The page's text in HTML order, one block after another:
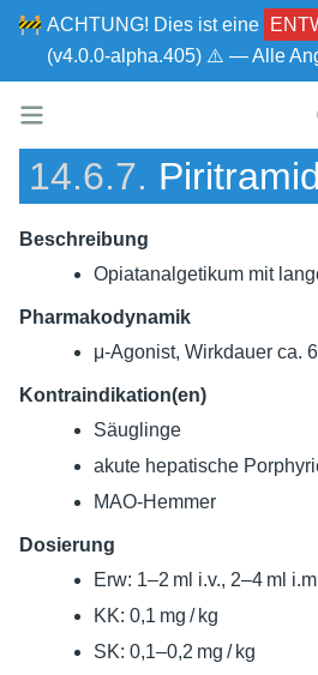
🚧 ACHTUNG! Dies ist eine
(v4.0.0-alpha.405) ⚠ — Alle
14.6.7. Piritramid
Beschreibung
Opiatanalgetikum mit
Pharmakodynamik
μ-Agonist, Wirkdauer ca.
Kontraindikation(en)
Säuglinge
akute hepatische
MAO-Hemmer
Dosierung
Erw: 1–2 ml i.v., 2–4 ml
KK: 0,1 mg / kg
SK: 0,1–0,2 mg / kg